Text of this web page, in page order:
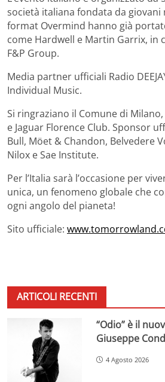
società italiana fondata da giovani
format Overmind hanno già
come Hardwell e Martin Garrix, in
F&P Group.
Media partner ufficiali Radio
Individual Music.
Si ringraziano il Comune di
e Jaguar Florence Club. Sponsor
Bull, Möet & Chandon, Belvedere
Nilox e Sae Institute.
Per l’Italia sarà l’occasione per
unica, un fenomeno globale che
ogni angolo del pianeta!
Sito ufficiale:
ARTICOLI RECENTI
“Odio” è il
Giuseppe
4 Agosto 2026